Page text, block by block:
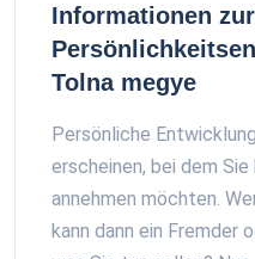
Informationen zur
Tolna megye
Persönliche
erscheinen, bei dem
annehmen möchten.
kann dann ein Fremder